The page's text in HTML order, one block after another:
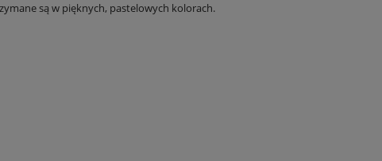
są w pięknych, pastelowych kolorach.